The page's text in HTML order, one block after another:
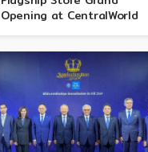
Opening at CentralWorld